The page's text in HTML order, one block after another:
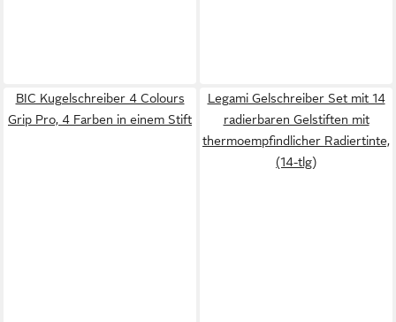
BIC Kugelschreiber 4 Colours
Grip Pro, 4 Farben in einem Stift
Legami Gelschreiber Set mit 14
radierbaren Gelstiften mit
thermoempfindlicher Radiertinte,
(14-tlg)